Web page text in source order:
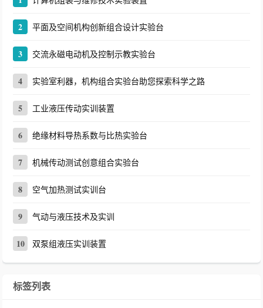
2 平面及空间机构创新组合设计实验台
3 交流永磁电动机及控制示教实验台
4 实验室利器，机构组合实验台助您探索科学之路
5 工业液压传动实训装置
6 绝缘材料导热系数与比热实验台
7 机械传动测试创意组合实验台
8 空气加热测试实训台
9 气动与液压技术及实训
10 双泵组液压实训装置
标签列表